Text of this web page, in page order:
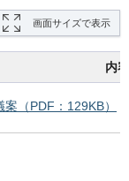
画面サイズで表示
内容
（PDF：129KB）